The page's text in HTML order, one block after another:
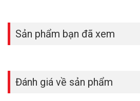
– Có khả năng học điều khiển.
– Loại không dây: WiFi 2,4 GHz.
– Truyền hồng ngoại: 93%.
– Khoảng cách truyền xa hồng ngoại: 8m+.
Sản phẩm bạn đã xem
Đánh giá về sản phẩm